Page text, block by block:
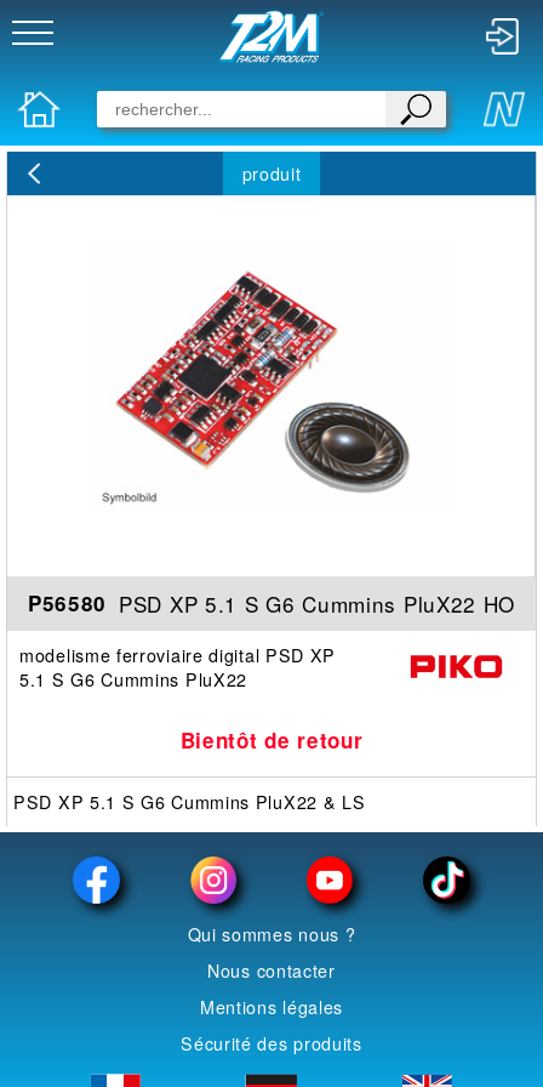
produit
P56580 PSD XP 5.1 S G6 Cummins PluX22 HO
modelisme ferroviaire digital PSD XP
5.1 S G6 Cummins PluX22
Bientôt de retour
PSD XP 5.1 S G6 Cummins PluX22 & LS
Qui sommes nous ?
Nous contacter
Mentions légales
Sécurité des produits